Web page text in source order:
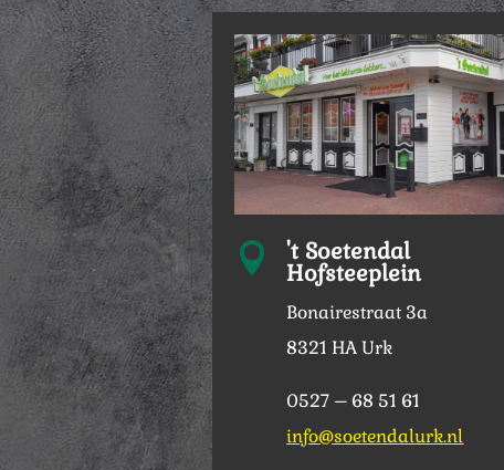
 't Soetendal
Hofsteeplein
Bonairestraat 3a
8321 HA Urk
0527 – 68 51 61
info@soetendalurk.nl